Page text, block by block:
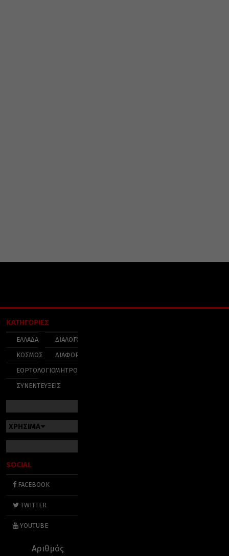
ΚΑΤΗΓΟΡΙΕΣ
ΕΛΛΑΔΑ
ΚΟΣΜΟΣ
ΕΟΡΤΟΛΟΓΙΟ
ΣΥΝΕΝΤΕΥΞΕΙΣ
ΔΙΑΛΟΓΟΣ
ΔΙΑΦΟΡΑ
ΜΗΤΡΟΠΟΛΕΙΣ
ΧΡΗΣΙΜΑ
SOCIAL
FACEBOOK
TWITTER
YOUTUBE
Αριθμός